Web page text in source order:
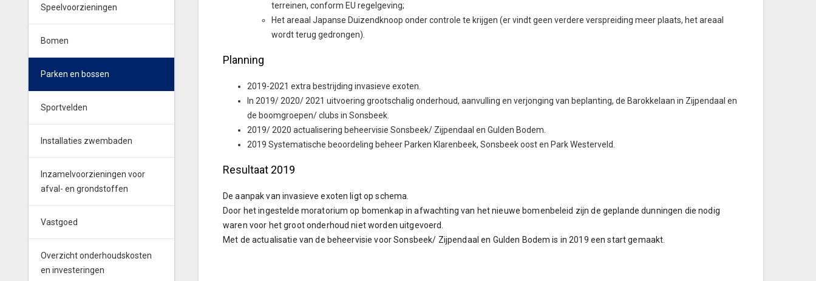
terreinen, conform EU regelgeving;
Het areaal Japanse Duizendknoop onder controle te krijgen (er vindt geen verdere verspreiding meer plaats, het areaal
wordt terug gedrongen).
Planning
2019-2021 extra bestrijding invasieve exoten.
In 2019/ 2020/ 2021 uitvoering grootschalig onderhoud, aanvulling en verjonging van beplanting, de Barokkelaan in Zijpendaal en
de boomgroepen/ clubs in Sonsbeek.
2019/ 2020 actualisering beheervisie Sonsbeek/ Zijpendaal en Gulden Bodem.
2019 Systematische beoordeling beheer Parken Klarenbeek, Sonsbeek oost en Park Westerveld.
Resultaat 2019
De aanpak van invasieve exoten ligt op schema.
Door het ingestelde moratorium op bomenkap in afwachting van het nieuwe bomenbeleid zijn de geplande dunningen die nodig
waren voor het groot onderhoud niet worden uitgevoerd.
Met de actualisatie van de beheervisie voor Sonsbeek/ Zijpendaal en Gulden Bodem is in 2019 een start gemaakt.
Speelvoorzieningen
Bomen
Parken en bossen
Sportvelden
Installaties zwembaden
Inzamelvoorzieningen voor
afval- en grondstoffen
Vastgoed
Overzicht onderhoudskosten
en investeringen